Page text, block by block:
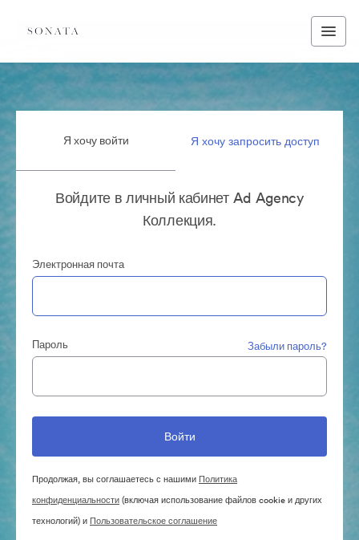
Я хочу войти Я хочу запросить доступ
Войдите в личный кабинет Ad Agency
Коллекция.
Электронная почта
Пароль Забыли пароль?
Продолжая, вы соглашаетесь с нашими Политика
конфиденциальности(включая использование файлов cookie и других
технологий) и Пользовательское соглашение